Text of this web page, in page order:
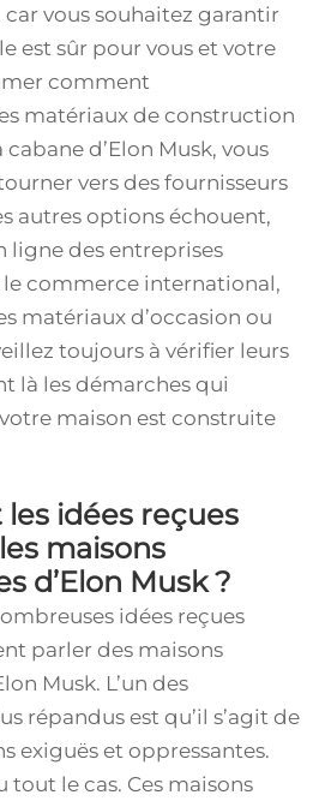
car vous souhaitez garantir
est sûr pour vous et votre
comment
matériaux de construction
d’Elon Musk, vous
vers des fournisseurs
autres options échouent,
ligne des entreprises
le commerce international,
matériaux d’occasion ou
toujours à vérifier leurs
là les démarches qui
maison est construite
idées reçues
maisons
d’Elon Musk ?
idées reçues
parler des maisons
Musk. L’un des
répandus est qu’il s’agit de
exiguës et oppressantes.
tout le cas. Ces maisons